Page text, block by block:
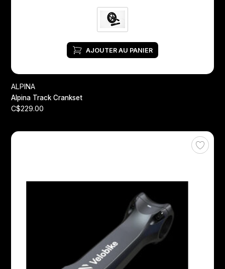
AJOUTER AU PANIER
ALPINA
Alpina Track Crankset
C$229.00